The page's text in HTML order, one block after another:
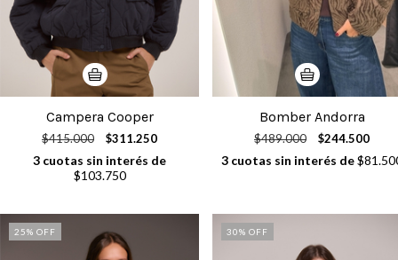
Campera Cooper
$415.000 $311.250
3 cuotas sin interés de
$103.750
Bomber Andorra
$489.000 $244.500
3 cuotas sin interés de
25% OFF 30% OFF